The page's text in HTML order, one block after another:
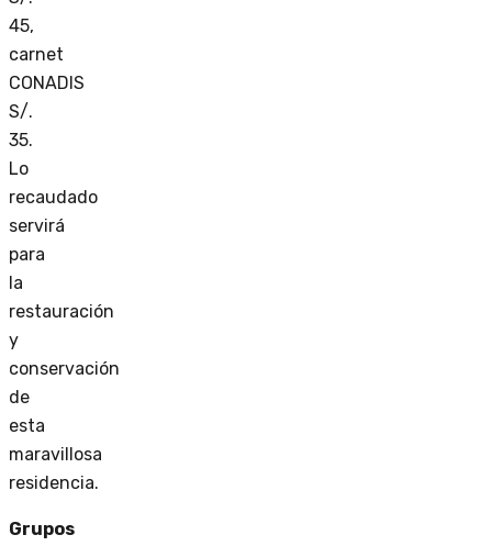
45,
carnet
CONADIS
S/.
35.
Lo
recaudado
servirá
para
la
restauración
y
conservación
de
esta
maravillosa
residencia.
Grupos